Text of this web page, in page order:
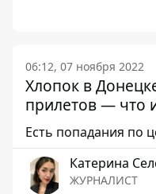
06:12, 07 ноября 2022
Хлопок в
прилетов — что
Есть попадания по
Катерина
ЖУРНАЛИСТ